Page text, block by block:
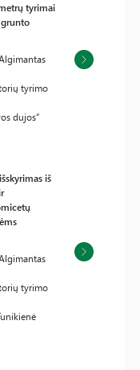
tyrimai
tyrimo
dujos“
iš
tyrimo